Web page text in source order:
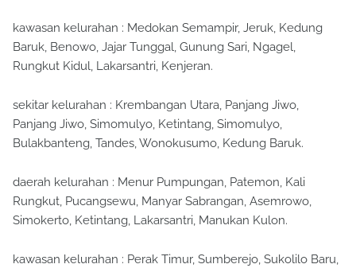
kawasan kelurahan : Medokan Semampir, Jeruk, Kedung
Baruk, Benowo, Jajar Tunggal, Gunung Sari, Ngagel,
Rungkut Kidul, Lakarsantri, Kenjeran.
sekitar kelurahan : Krembangan Utara, Panjang Jiwo,
Panjang Jiwo, Simomulyo, Ketintang, Simomulyo,
Bulakbanteng, Tandes, Wonokusumo, Kedung Baruk.
daerah kelurahan : Menur Pumpungan, Patemon, Kali
Rungkut, Pucangsewu, Manyar Sabrangan, Asemrowo,
Simokerto, Ketintang, Lakarsantri, Manukan Kulon.
kawasan kelurahan : Perak Timur, Sumberejo, Sukolilo Baru,